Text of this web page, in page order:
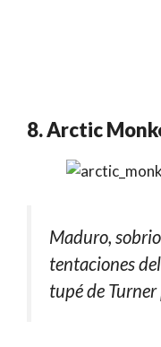
8. Arctic
Maduro,
tentaciones
tupé de Turner